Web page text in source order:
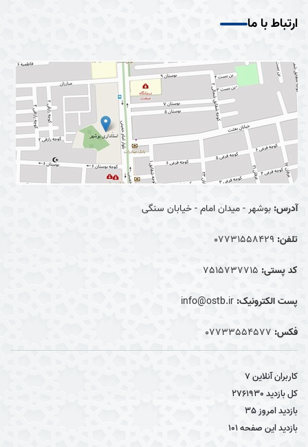
ارتباط با ما
آدرس: بوشهر - میدان امام - خیابان سنگی
تلفن: 07731558429
کد پستی: 7515737715
پست الکترونیک: info@ostb.ir
فکس: 07733554577
کاربران آنلاین7
کل بازدید2761930
بازدید امروز35
بازدید این صفحه101